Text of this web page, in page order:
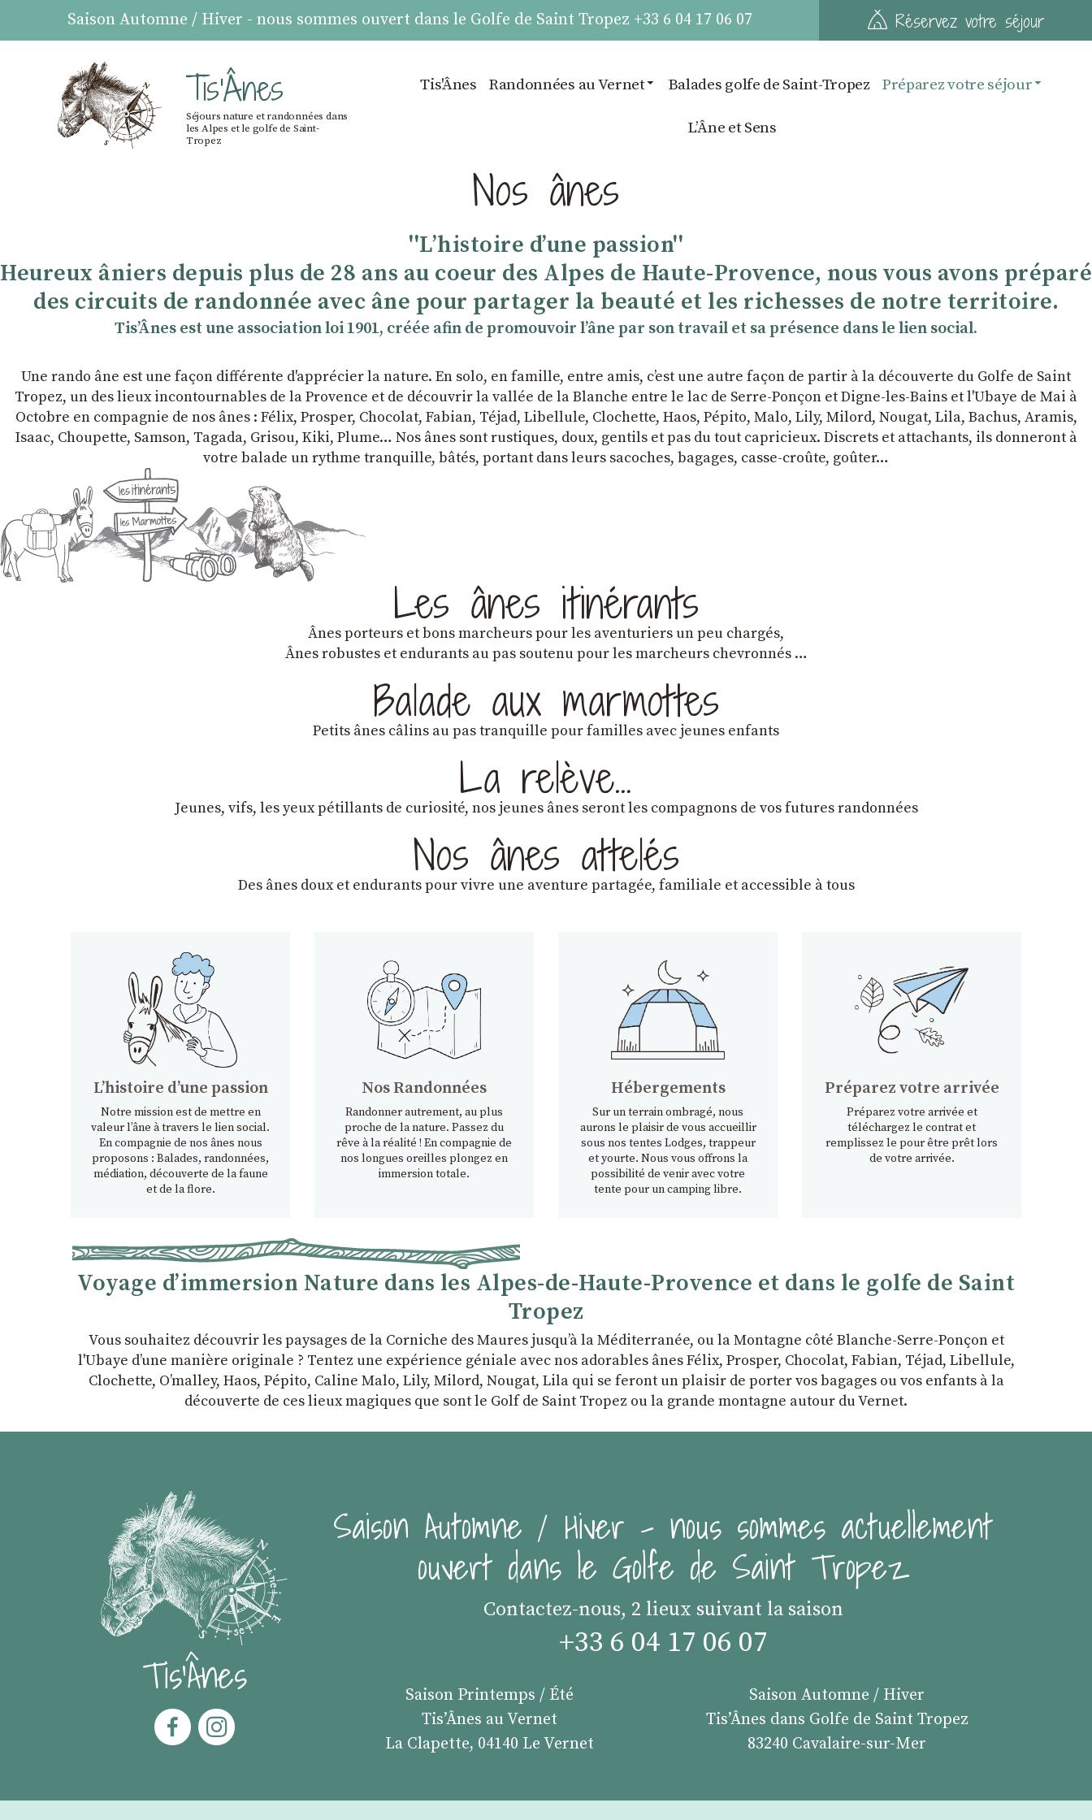
Saison Automne / Hiver - nous sommes ouvert dans le Golfe de Saint Tropez +33 6 04 17 06 07 Réservez votre séjour
Tis'Ânes
Séjours nature et randonnées dans
les Alpes et le golfe de Saint-
Tropez
Tis'Ânes Randonnées au Vernet Balades golfe de Saint-Tropez Préparez votre séjour
LʼÂne et Sens
Nos ânes
''Lʼhistoire dʼune passion''
Heureux âniers depuis plus de 28 ans au coeur des Alpes de Haute-Provence, nous vous avons préparé
des circuits de randonnée avec âne pour partager la beauté et les richesses de notre territoire.
TisʼÂnes est une association loi 1901, créée afin de promouvoir lʼâne par son travail et sa présence dans le lien social.
Une rando âne est une façon différente d'apprécier la nature. En solo, en famille, entre amis, cʼest une autre façon de partir à la découverte du Golfe de Saint
Tropez, un des lieux incontournables de la Provence et de découvrir la vallée de la Blanche entre le lac de Serre-Ponçon et Digne-les-Bains et l'Ubaye de Mai à
Octobre en compagnie de nos ânes : Félix, Prosper, Chocolat, Fabian, Téjad, Libellule, Clochette, Haos, Pépito, Malo, Lily, Milord, Nougat, Lila, Bachus, Aramis,
Isaac, Choupette, Samson, Tagada, Grisou, Kiki, Plume… Nos ânes sont rustiques, doux, gentils et pas du tout capricieux. Discrets et attachants, ils donneront à
votre balade un rythme tranquille, bâtés, portant dans leurs sacoches, bagages, casse-croûte, goûter…
Les ânes itinérants
Ânes porteurs et bons marcheurs pour les aventuriers un peu chargés,
Ânes robustes et endurants au pas soutenu pour les marcheurs chevronnés …
Balade aux marmottes
Petits ânes câlins au pas tranquille pour familles avec jeunes enfants
La relève…
Jeunes, vifs, les yeux pétillants de curiosité, nos jeunes ânes seront les compagnons de vos futures randonnées
Nos ânes attelés
Des ânes doux et endurantspour vivre une aventure partagée, familiale et accessible à tous
Lʼhistoire dʼune passion
Notre mission est de mettre en
valeur l’âne à travers le lien social.
En compagnie de nos ânes nous
proposons : Balades, randonnées,
médiation, découverte de la faune
et de la flore.
Nos Randonnées
Randonner autrement, au plus
proche de la nature. Passez du
rêve à la réalité ! En compagnie de
nos longues oreilles plongez en
immersion totale.
Hébergements
Sur un terrain ombragé, nous
aurons le plaisir de vous accueillir
sous nos tentes Lodges, trappeur
et yourte. Nous vous offrons la
possibilité de venir avec votre
tente pour un camping libre.
Préparez votre arrivée
Préparez votre arrivée et
téléchargez le contrat et
remplissez le pour être prêt lors
de votre arrivée.
Voyage d’immersion Nature dans les Alpes-de-Haute-Provence et dans le golfe de Saint
Tropez
Vous souhaitez découvrir les paysages de la Corniche des Maures jusqu’à la Méditerranée, ou la Montagne côté Blanche-Serre-Ponçon et
l'Ubaye dʼune manière originale ? Tentez une expérience géniale avec nos adorables ânes Félix, Prosper, Chocolat, Fabian, Téjad, Libellule,
Clochette, Oʼmalley, Haos, Pépito, Caline Malo, Lily, Milord, Nougat, Lila qui se feront un plaisir de porter vos bagages ou vos enfants à la
découverte de ces lieux magiques que sont le Golf de Saint Tropez ou la grande montagne autour du Vernet.
Tis'Ânes
Saison Automne / Hiver - nous sommes actuellement
ouvert dans le Golfe de Saint Tropez
Contactez-nous, 2 lieux suivant la saison
+33 6 04 17 06 07
Saison Printemps / Été
Tis’Ânes au Vernet
La Clapette, 04140 Le Vernet
Saison Automne / Hiver
Tis’Ânes dans Golfe de Saint Tropez
83240 Cavalaire-sur-Mer